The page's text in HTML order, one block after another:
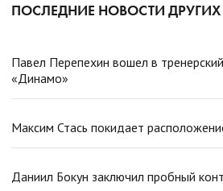
ПОСЛЕДНИЕ НОВОСТИ ДРУГИХ
Павел Перепехин вошел в
«Динамо»
Максим Стась покидает
Даниил Бокун заключил пробный